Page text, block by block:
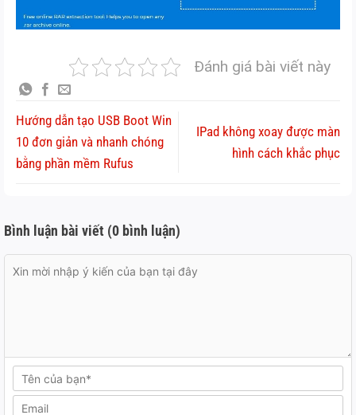
Đánh giá bài viết này
Hướng dẫn tạo USB Boot Win
10 đơn giản và nhanh chóng
bằng phần mềm Rufus
IPad không xoay được màn
hình cách khắc phục
Bình luận bài viết (0 bình luận)